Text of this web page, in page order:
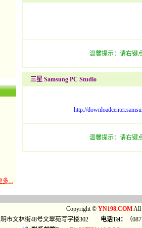
多...
温馨提示：请右键
三星 Samsung PC Studio
http://
温馨提示：请右键
Copyright © YN198.COMAll
明市文林街48号文翠苑写字楼302 电话Tel：
（